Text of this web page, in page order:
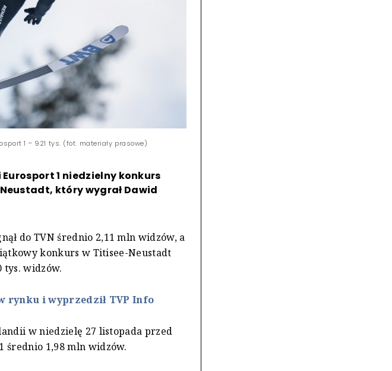
1 – 921 tys. (fot. materiały prasowe)
1 niedzielny konkurs
który wygrał Dawid
do TVN średnio 2,11 mln widzów, a
konkurs w Titisee-Neustadt
tys. widzów.
rynku i wyprzedził TVP Info
w niedzielę 27 listopada przed
średnio 1,98 mln widzów.